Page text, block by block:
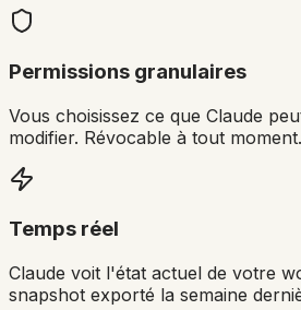
Permissions granulaires
Vous choisissez ce que Claude
modifier. Révocable à tout moment.
Temps réel
Claude voit l'état actuel de votre
snapshot exporté la semaine